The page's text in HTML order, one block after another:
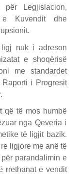
Legjislacion,
e Kuvendit dhe
nuk i adreson
e shoqërisë
me standardet
i Progresit
që të mos humbë
nga Qeveria i
të ligjit bazik.
ligjore me anë të
parandalimin e
rrethanat e vendit